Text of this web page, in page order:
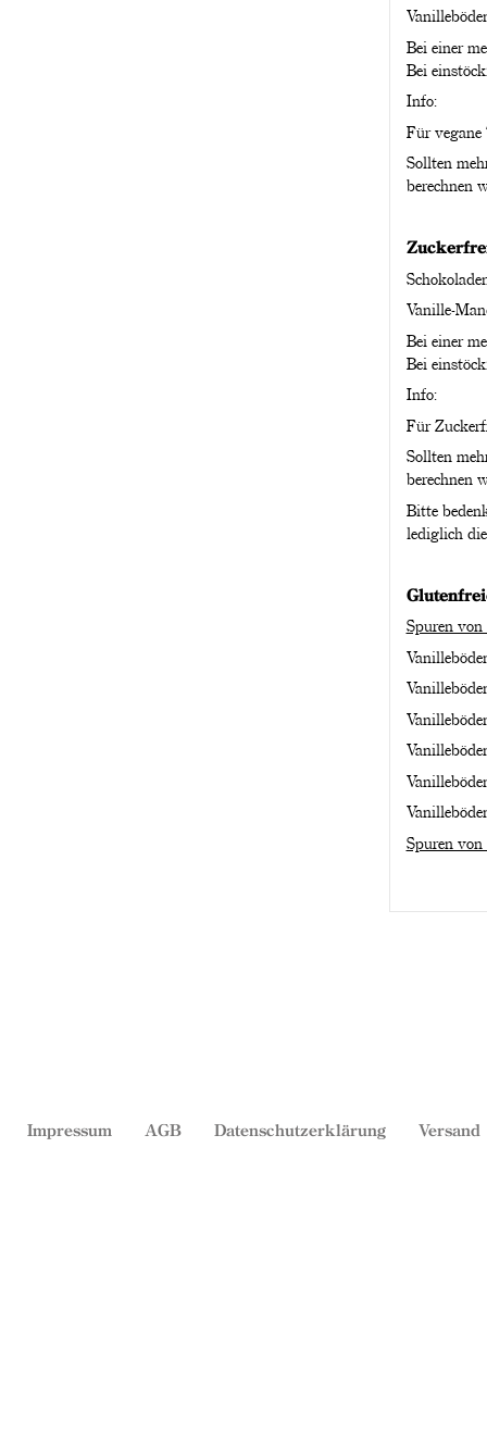
Bei einer
Bei
Info:
Für vegane
Sollten
berechnen
Vanille-
Bei einer
Bei
Info:
Für
Sollten
berechnen
Bitte
lediglich
Spuren
Spuren
Impressum AGB Datenschutzerklärung Versand